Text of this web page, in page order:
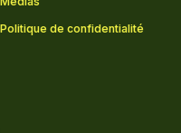
Politique de confidentialité